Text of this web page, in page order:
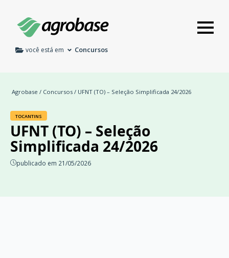
você está em Concursos
Agrobase / Concursos / UFNT (TO) – Seleção Simplificada 24/2026
TOCANTINS
UFNT (TO) – Seleção
Simplificada 24/2026
publicado em 21/05/2026